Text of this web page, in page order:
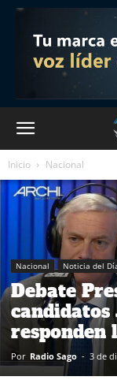
Inicio Nacional
Nacional Noticia del
Debate
responden
Por Radio Sago - 3 de